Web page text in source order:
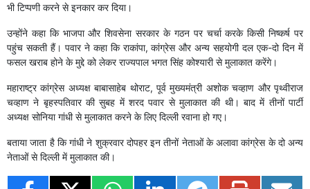
भी टिप्पणी करने से इनकार कर दिया।
उन्होंने कहा कि भाजपा और शिवसेना सरकार के गठन पर चर्चा करके किसी निष्कर्ष पर
पहुंच सकती हैं। पवार ने कहा कि राकांपा, कांग्रेस और अन्य सहयोगी दल एक-दो दिन में
फसल खराब होने के मुद्दे को लेकर राज्यपाल भगत सिंह कोश्यारी से मुलाकात करेंगे।
महाराष्ट्र कांग्रेस अध्यक्ष बाबासाहेब थोराट, पूर्व मुख्यमंत्री अशोक चव्हाण और पृथ्वीराज
चव्हाण ने बृहस्पतिवार की सुबह में शरद पवार से मुलाकात की थी। बाद में तीनों पार्टी
अध्यक्ष सोनिया गांधी से मुलाकात करने के लिए दिल्ली रवाना हो गए।
बताया जाता है कि गांधी ने शुक्रवार दोपहर इन तीनों नेताओं के अलावा कांग्रेस के दो अन्य
नेताओं से दिल्ली में मुलाकात की।